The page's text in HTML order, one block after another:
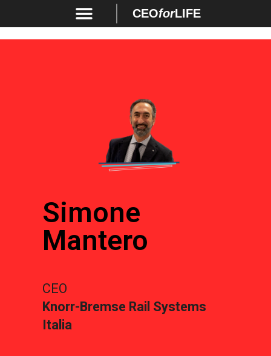
CEOforLIFE
Simone
Mantero
CEO
Knorr-Bremse Rail Systems
Italia